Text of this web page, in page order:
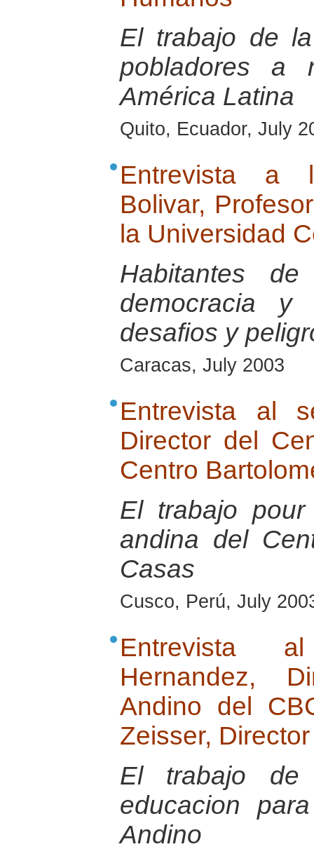
El trabajo de
pobladores a
América Latina
Quito, Ecuador, July
Entrevista a
Bolivar,
la Universidad
Habitantes de
democracia y
desafios y
Caracas, July 2003
Entrevista al
Director del
Centro
El trabajo
andina del
Casas
Cusco, Perú, July
Entrevista
Hernandez,
Andino del
Zeisser,
El trabajo de
educacion
Andino